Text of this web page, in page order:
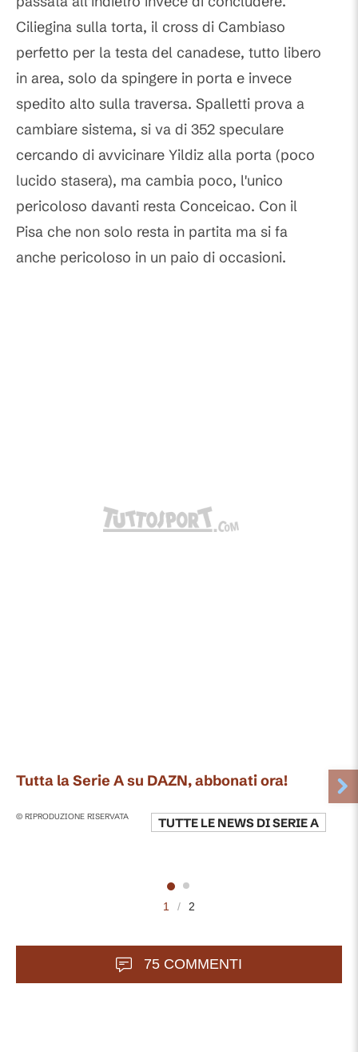
Ciliegina sulla torta, il cross di Cambiaso
perfetto per la testa del canadese, tutto libero
in area, solo da spingere in porta e invece
spedito alto sulla traversa. Spalletti prova a
cambiare sistema, si va di 352 speculare
cercando di avvicinare Yildiz alla porta (poco
lucido stasera), ma cambia poco, l'unico
pericoloso davanti resta Conceicao. Con il
Pisa che non solo resta in partita ma si fa
anche pericoloso in un paio di occasioni.
Tutta la Serie A su DAZN, abbonati ora!
© RIPRODUZIONE RISERVATA TUTTE LE NEWS DISERIE A
1 / 2
75 COMMENTI